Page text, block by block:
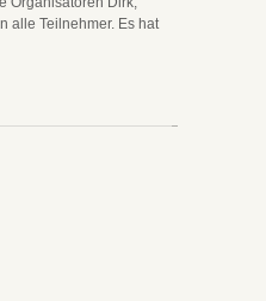
alle Teilnehmer. Es hat